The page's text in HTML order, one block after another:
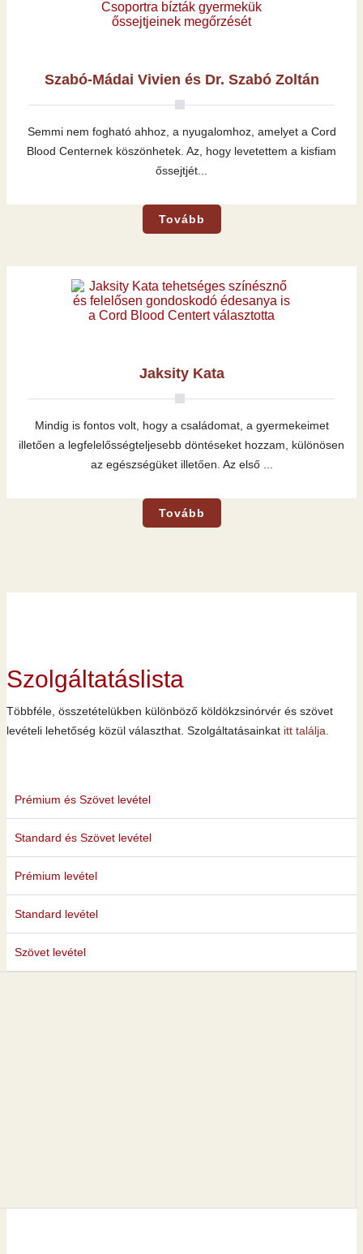
Szabó-Mádai Vivien és Dr. Szabó Zoltán
Semmi nem fogható ahhoz, a nyugalomhoz, amelyet a Cord
Blood Centernek köszönhetek. Az, hogy levetettem a kisfiam
őssejtjét...
Tovább
Jaksity Kata
Mindig is fontos volt, hogy a családomat, a gyermekeimet
illetően a legfelelősségteljesebb döntéseket hozzam, különösen
az egészségüket illetően. Az első ...
Tovább
Szolgáltatáslista
Többféle, összetételükben különböző köldökzsinórvér és szövet
levételi lehetőség közül választhat. Szolgáltatásainkat itt találja.
Prémium és Szövet levétel
Standard és Szövet levétel
Prémium levétel
Standard levétel
Szövet levétel